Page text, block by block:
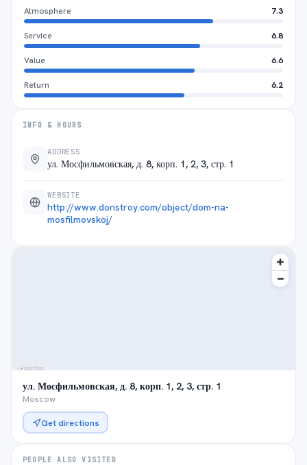
ул. Мосфильмовская, д. 8, корп. 1, 2, 3, стр. 1
Moscow
Get directions
Atmosphere
7.3
Service 6.8
Value 6.6
Return 6.2
INFO & HOURS
ADDRESS
ул. Мосфильмовская, д. 8, корп. 1, 2, 3, стр. 1
WEBSITE
http://www.donstroy.com/object/dom-na-
mosfilmovskoj/
PEOPLE ALSO VISITED